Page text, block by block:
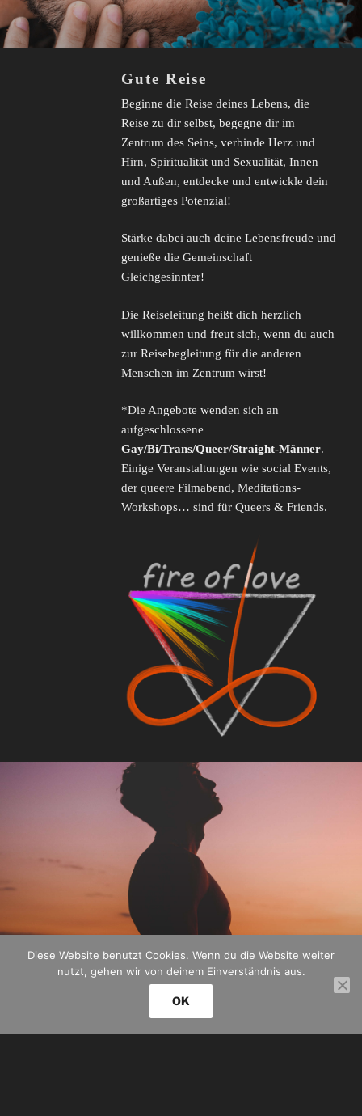
Gute Reise
Beginne die Reise deines Lebens, die
Reise zu dir selbst, begegne dir im
Zentrum des Seins, verbinde Herz und
Hirn, Spiritualität und Sexualität, Innen
und Außen, entdecke und entwickle dein
großartiges Potenzial!
Stärke dabei auch deine Lebensfreude und
genieße die Gemeinschaft
Gleichgesinnter!
Die Reiseleitung heißt dich herzlich
willkommen und freut sich, wenn du auch
zur Reisebegleitung für die anderen
Menschen im Zentrum wirst!
*Die Angebote wenden sich an
aufgeschlossene
Gay/Bi/Trans/Queer/Straight-Männer.
Einige Veranstaltungen wie social Events,
der queere Filmabend, Meditations-
Workshops… sind für Queers & Friends.
Konzept
Wir sind mehr als unser physischer Körper
Diese Website benutzt Cookies. Wenn du die Website weiter
nutzt, gehen wir von deinem Einverständnis aus.
OK